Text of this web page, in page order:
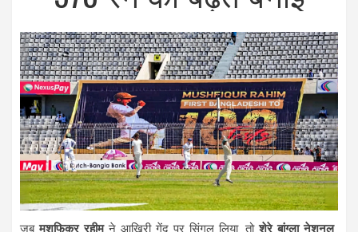
जबमुशफिकुर रहीमने आखिरी गेंद पर सिंगल लिया, तोशेरे बांग्ला नेशनल